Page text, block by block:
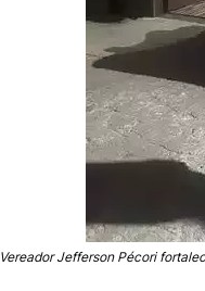
Vereador Jefferson Pécori